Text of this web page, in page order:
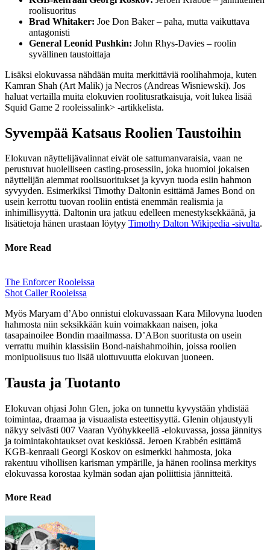
roolisuoritus
Brad Whitaker: Joe Don Baker – paha, mutta vaikuttava
antagonisti
General Leonid Pushkin: John Rhys-Davies – roolin
syvällinen taustoittaja
Lisäksi elokuvassa nähdään muita merkittäviä roolihahmoja, kuten
Kamran Shah (Art Malik) ja Necros (Andreas Wisniewski). Jos
haluat vertailla muita elokuvien roolitusratkaisuja, voit lukea lisää
Squid Game 2 rooleissalink> -artikkelista.
Syvempää Katsaus Roolien Taustoihin
Elokuvan näyttelijävalinnat eivät ole sattumanvaraisia, vaan ne
perustuvat huolelliseen casting-prosessiin, joka huomioi jokaisen
näyttelijän aiemmat roolisuoritukset ja kyvyn tuoda esiin hahmon
syvyyden. Esimerkiksi Timothy Daltonin esittämä James Bond on
usein kerrottu tuovan rooliin entistä enemmän realismia ja
inhimillisyyttä. Daltonin ura jatkuu edelleen menestyksekkäänä, ja
lisätietoja hänen urastaan löytyy Timothy Dalton Wikipedia -sivulta.
More Read
The Enforcer Rooleissa
Shot Caller Rooleissa
Myös Maryam d’Abo onnistui elokuvassaan Kara Milovyna luoden
hahmosta niin seksikkään kuin voimakkaan naisen, joka
tasapainoilee Bondin maailmassa. D’ABon suoritusta on usein
verrattu muihin klassisiin Bond-naishahmoihin, joissa roolien
monipuolisuus tuo lisää ulottuvuutta elokuvan juoneen.
Tausta ja Tuotanto
Elokuvan ohjasi John Glen, joka on tunnettu kyvystään yhdistää
toimintaa, draamaa ja visuaalista esteettisyyttä. Glenin ohjaustyyli
näkyy selvästi 007 Vaaran Vyöhykkeellä -elokuvassa, jossa jännitys
ja toimintakohtaukset ovat keskiössä. Jeroen Krabbén esittämä
KGB-kenraali Georgi Koskov on esimerkki hahmosta, joka
rakentuu vihollisen karisman ympärille, ja hänen roolinsa merkitys
elokuvassa korostaa kylmän sodan ajan poliittisia jännitteitä.
More Read